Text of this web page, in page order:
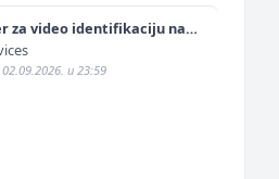
za video identifikaciju na
jeziku (m/ž)
u 23:59